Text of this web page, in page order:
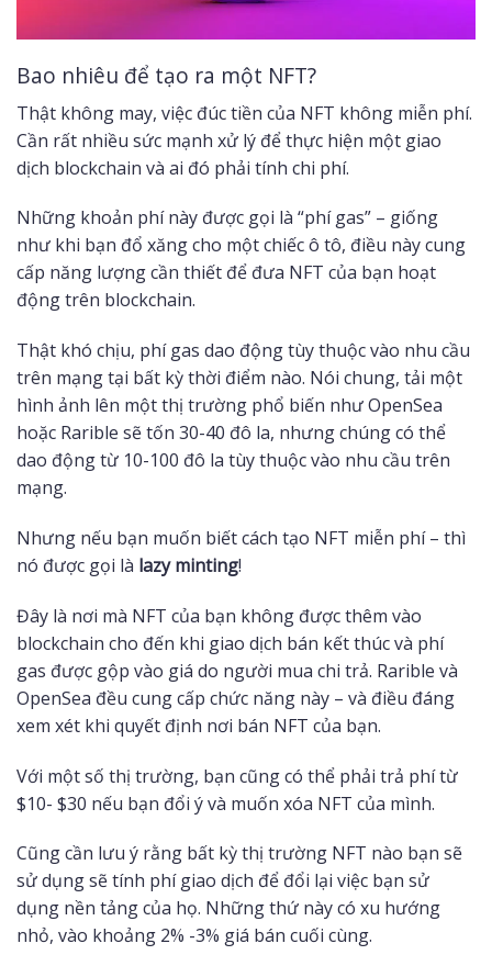
Bao nhiêu để tạo ra một NFT?
Thật không may, việc đúc tiền của NFT không miễn phí.
Cần rất nhiều sức mạnh xử lý để thực hiện một giao
dịch blockchain và ai đó phải tính chi phí.
Những khoản phí này được gọi là “phí gas” – giống
như khi bạn đổ xăng cho một chiếc ô tô, điều này cung
cấp năng lượng cần thiết để đưa NFT của bạn hoạt
động trên blockchain.
Thật khó chịu, phí gas dao động tùy thuộc vào nhu cầu
trên mạng tại bất kỳ thời điểm nào. Nói chung, tải một
hình ảnh lên một thị trường phổ biến như OpenSea
hoặc Rarible sẽ tốn 30-40 đô la, nhưng chúng có thể
dao động từ 10-100 đô la tùy thuộc vào nhu cầu trên
mạng.
Nhưng nếu bạn muốn biết cách tạo NFT miễn phí – thì
nó được gọi là lazy minting!
Đây là nơi mà NFT của bạn không được thêm vào
blockchain cho đến khi giao dịch bán kết thúc và phí
gas được gộp vào giá do người mua chi trả. Rarible và
OpenSea đều cung cấp chức năng này – và điều đáng
xem xét khi quyết định nơi bán NFT của bạn.
Với một số thị trường, bạn cũng có thể phải trả phí từ
$10- $30 nếu bạn đổi ý và muốn xóa NFT của mình.
Cũng cần lưu ý rằng bất kỳ thị trường NFT nào bạn sẽ
sử dụng sẽ tính phí giao dịch để đổi lại việc bạn sử
dụng nền tảng của họ. Những thứ này có xu hướng
nhỏ, vào khoảng 2% -3% giá bán cuối cùng.